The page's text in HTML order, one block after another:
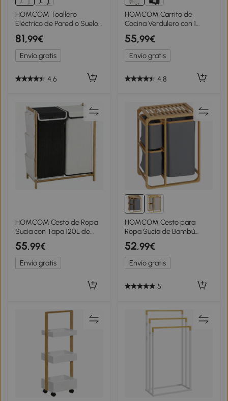
HOMCOM Toallero
Eléctrico de Pared o Suelo
con Función de
Temporizador y 8 Barras
53x35x90 cm Plata
81,99€
Envío gratis
4.6
HOMCOM Carrito de
Cocina Verdulero con 1
Cajón y 2 Estantes Abiertos
Carro Auxiliar con Ruedas
25x50x85 cm Blanco
55,99€
Envío gratis
4.8
HOMCOM Cesto de Ropa
Sucia con Tapa 120L de
Bambú con 2
Compartimentos Bolsas
con Cordón Bolsillos
Laterales Blanco y Negro
55,99€
Envío gratis
HOMCOM Cesto para
Ropa Sucia de Bambú
Cesta para la Colada con 3
Bolsas de Tela Extraíbles
50x32x69,7 cm Gris
52,99€
Envío gratis
5